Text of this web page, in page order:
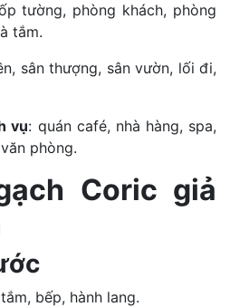
tường, phòng khách, phòng
tắm.
sân thượng, sân vườn, lối đi,
vụ: quán café, nhà hàng, spa,
phòng.
Coric giả
bếp, hành lang.